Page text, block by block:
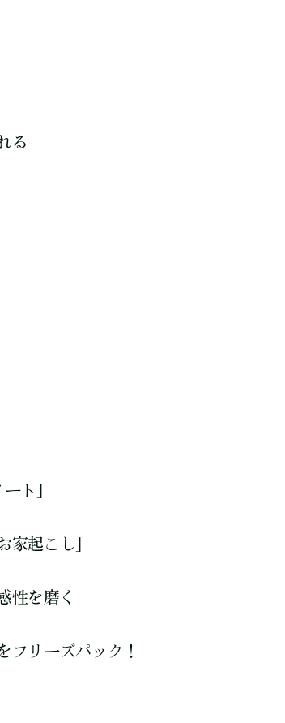
る
ト」
家起こし」
性を磨く
フリーズパック！